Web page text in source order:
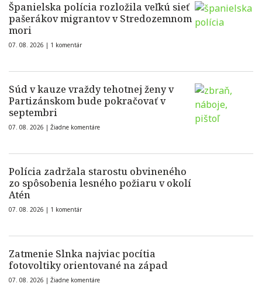
Španielska polícia rozložila veľkú sieť
pašerákov migrantov v Stredozemnom
mori
07. 08. 2026 | 1 komentár
Súd v kauze vraždy tehotnej ženy v
Partizánskom bude pokračovať v
septembri
07. 08. 2026 | Žiadne komentáre
Polícia zadržala starostu obvineného
zo spôsobenia lesného požiaru v okolí
Atén
07. 08. 2026 | 1 komentár
Zatmenie Slnka najviac pocítia
fotovoltiky orientované na západ
07. 08. 2026 | Žiadne komentáre